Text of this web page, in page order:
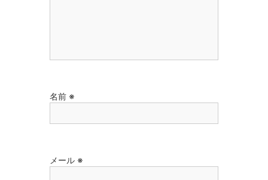
名前 ※
メール ※